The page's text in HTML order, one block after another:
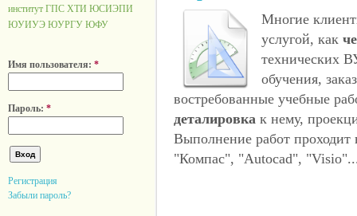
институт ГПС ХТИ ЮСИЭПИ
ЮУИУЭ ЮУРГУ ЮФУ
Имя пользователя: *
Пароль: *
Регистрация
Забыли пароль?
Многие
услугой, как
технических
обучения,
востребованные учебные
деталировкак нему,
Выполнение работ проходит
"Компас", "Autocad",